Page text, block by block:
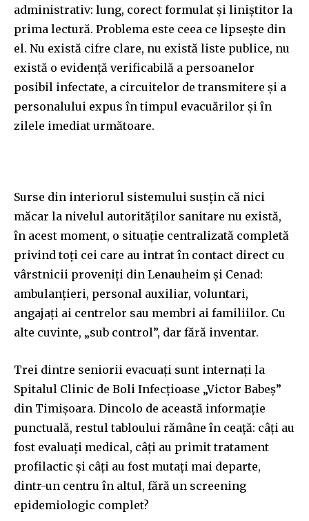
administrativ: lung, corect formulat și liniștitor la
prima lectură. Problema este ceea ce lipsește din
el. Nu există cifre clare, nu există liste publice, nu
există o evidență verificabilă a persoanelor
posibil infectate, a circuitelor de transmitere și a
personalului expus în timpul evacuărilor și în
zilele imediat următoare.
Surse din interiorul sistemului susțin că nici
măcar la nivelul autorităților sanitare nu există,
în acest moment, o situație centralizată completă
privind toți cei care au intrat în contact direct cu
vârstnicii proveniți din Lenauheim și Cenad:
ambulanțieri, personal auxiliar, voluntari,
angajați ai centrelor sau membri ai familiilor. Cu
alte cuvinte, „sub control”, dar fără inventar.
Trei dintre seniorii evacuați sunt internați la
Spitalul Clinic de Boli Infecțioase „Victor Babeș”
din Timișoara. Dincolo de această informație
punctuală, restul tabloului rămâne în ceață: câți au
fost evaluați medical, câți au primit tratament
profilactic și câți au fost mutați mai departe,
dintr-un centru în altul, fără un screening
epidemiologic complet?